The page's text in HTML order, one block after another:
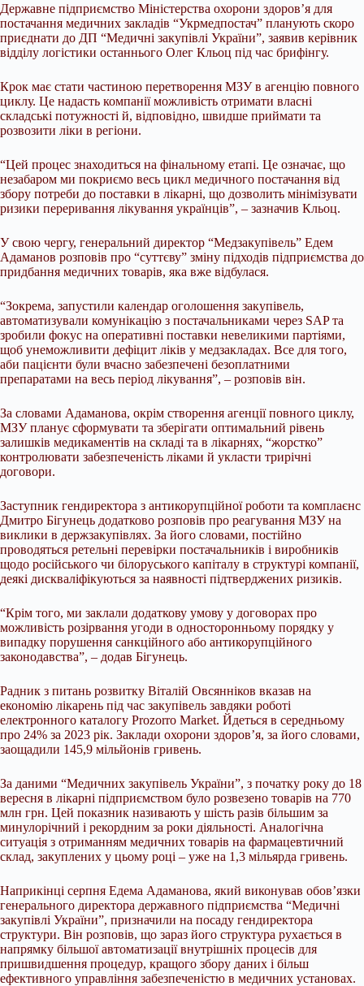
Державне підприємство Міністерства охорони здоров’я для
постачання медичних закладів “Укрмедпостач” планують скоро
приєднати до ДП “Медичні закупівлі України”, заявив керівник
відділу логістики останнього Олег Кльоц під час брифінгу.
Крок має стати частиною перетворення МЗУ в агенцію повного
циклу. Це надасть компанії можливість отримати власні
складські потужності й, відповідно, швидше приймати та
розвозити ліки в регіони.
“Цей процес знаходиться на фінальному етапі. Це означає, що
незабаром ми покриємо весь цикл медичного постачання від
збору потреби до поставки в лікарні, що дозволить мінімізувати
ризики переривання лікування українців”, – зазначив Кльоц.
У свою чергу, генеральний директор “Медзакупівель” Едем
Адаманов розповів про “суттєву” зміну підходів підприємства до
придбання медичних товарів, яка вже відбулася.
“Зокрема, запустили календар оголошення закупівель,
автоматизували комунікацію з постачальниками через SAP та
зробили фокус на оперативні поставки невеликими партіями,
щоб унеможливити дефіцит ліків у медзакладах. Все для того,
аби пацієнти були вчасно забезпечені безоплатними
препаратами на весь період лікування”, – розповів він.
За словами Адаманова, окрім створення агенції повного циклу,
МЗУ планує сформувати та зберігати оптимальний рівень
залишків медикаментів на складі та в лікарнях, “жорстко”
контролювати забезпеченість ліками й укласти трирічні
договори.
Заступник гендиректора з антикорупційної роботи та комплаєнс
Дмитро Бігунець додатково розповів про реагування МЗУ на
виклики в держзакупівлях. За його словами, постійно
проводяться ретельні перевірки постачальників і виробників
щодо російського чи білоруського капіталу в структурі компанії,
деякі дискваліфікуються за наявності підтверджених ризиків.
“Крім того, ми заклали додаткову умову у договорах про
можливість розірвання угоди в односторонньому порядку у
випадку порушення санкційного або антикорупційного
законодавства”, – додав Бігунець.
Радник з питань розвитку Віталій Овсянніков вказав на
економію лікарень під час закупівель завдяки роботі
електронного каталогу Prozorro Market. Йдеться в середньому
про 24% за 2023 рік. Заклади охорони здоров’я, за його словами,
заощадили 145,9 мільйонів гривень.
За даними “Медичних закупівель України”, з початку року до 18
вересня в лікарні підприємством було розвезено товарів на 770
млн грн. Цей показник називають у шість разів більшим за
минулорічний і рекордним за роки діяльності. Аналогічна
ситуація з отриманням медичних товарів на фармацевтичний
склад, закуплених у цьому році – уже на 1,3 мільярда гривень.
Наприкінці серпня Едема Адаманова, який виконував обов’язки
генерального директора державного підприємства “Медичні
закупівлі України”, призначили на посаду гендиректора
структури. Він розповів, що зараз його структура рухається в
напрямку більшої автоматизації внутрішніх процесів для
пришвидшення процедур, кращого збору даних і більш
ефективного управління забезпеченістю в медичних установах.